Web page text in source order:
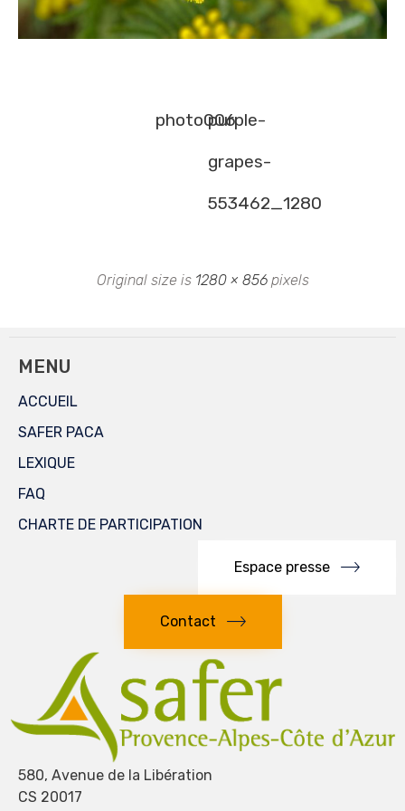
photo006purple-
grapes-
553462_1280
Original size is 1280 × 856pixels
MENU
ACCUEIL
SAFER PACA
LEXIQUE
FAQ
CHARTE DE PARTICIPATION
Espace presse
Contact
580, Avenue de la Libération
CS 20017